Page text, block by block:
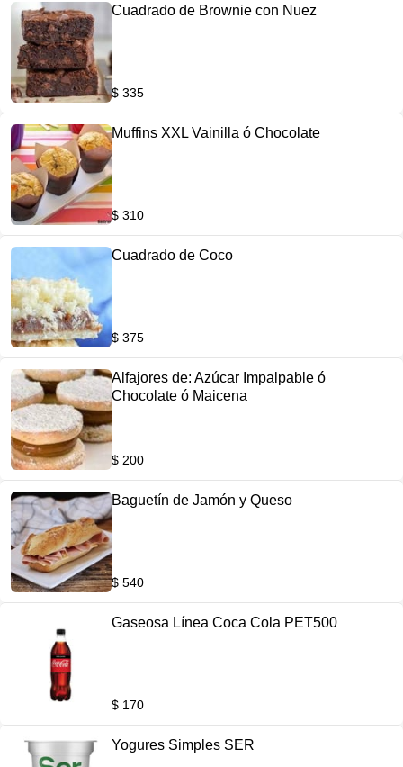
Cuadrado de Brownie con Nuez
$ 335
Muffins XXL Vainilla ó Chocolate
$ 310
Cuadrado de Coco
$ 375
Alfajores de: Azúcar Impalpable ó
Chocolate ó Maicena
$ 200
Baguetín de Jamón y Queso
$ 540
Gaseosa Línea Coca Cola PET500
$ 170
Yogures Simples SER